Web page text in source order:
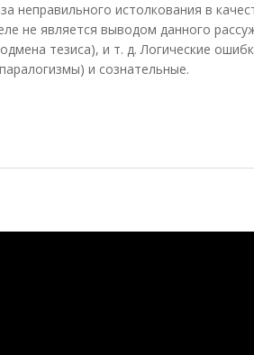
неправильного истолкования в
не является выводом данного
тезиса), и т. д. Логические
и сознательные.